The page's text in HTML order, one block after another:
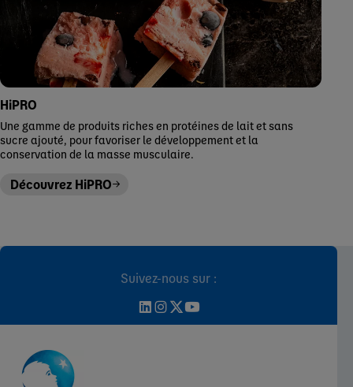
HiPRO
Une gamme de produits riches en protéines de lait et sans
sucre ajouté, pour favoriser le développement et la
conservation de la masse musculaire.
Découvrez HiPRO
Suivez-nous sur :